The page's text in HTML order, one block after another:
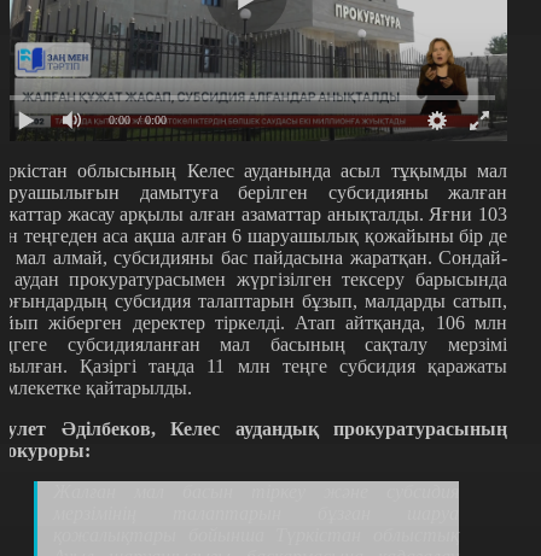
0:00 / 0:00
облысының Келес ауданында асыл тұқымды мал
дамытуға берілген субсидияны жалған
жасау арқылы алған азаматтар анықталды. Яғни 103
теңгеден аса ақша алған 6 шаруашылық қожайыны бір де
мал алмай, субсидияны бас пайдасына жаратқан. Сондай-
аудан прокуратурасымен жүргізілген тексеру барысында
субсидия талаптарын бұзып, малдарды сатып,
жіберген деректер тіркелді. Атап айтқанда, 106 млн
субсидияланған мал басының сақталу мерзімі
Қазіргі таңда 11 млн теңге субсидия қаражаты
қайтарылды.
Әділбеков, Келес аудандық прокуратурасының